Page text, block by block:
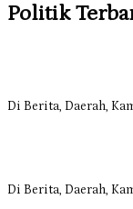
Politik
Di Berita, Daerah,
Di Berita, Daerah,